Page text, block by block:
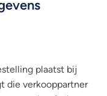
plaatst bij
die verkooppartner